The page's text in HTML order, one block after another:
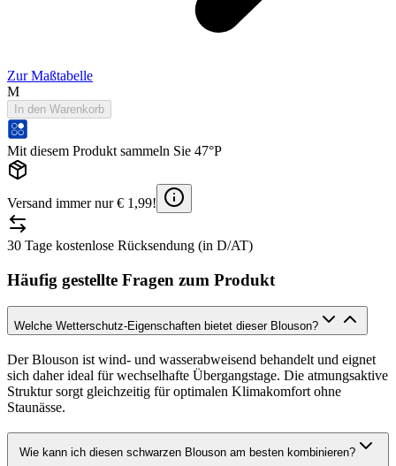
Zur Maßtabelle
M
In den Warenkorb
Mit diesem Produkt sammeln Sie 47°P
Versand immer nur € 1,99!
30 Tage kostenlose Rücksendung (in D/AT)
Häufig gestellte Fragen zum Produkt
Welche Wetterschutz-Eigenschaften bietet dieser Blouson?
Der Blouson ist wind- und wasserabweisend behandelt und eignet
sich daher ideal für wechselhafte Übergangstage. Die atmungsaktive
Struktur sorgt gleichzeitig für optimalen Klimakomfort ohne
Staunässe.
Wie kann ich diesen schwarzen Blouson am besten kombinieren?